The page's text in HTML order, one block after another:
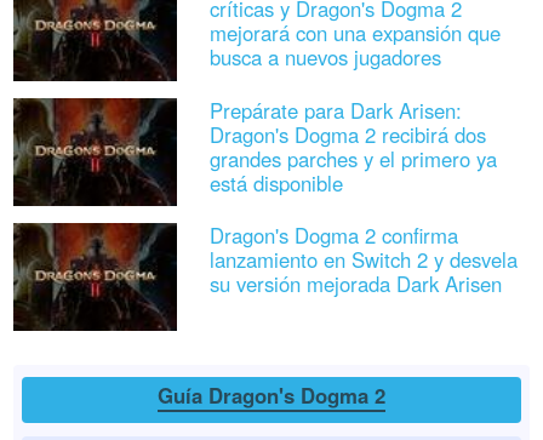
críticas y Dragon's Dogma 2
mejorará con una expansión que
busca a nuevos jugadores
Prepárate para Dark Arisen:
Dragon's Dogma 2 recibirá dos
grandes parches y el primero ya
está disponible
Dragon's Dogma 2 confirma
lanzamiento en Switch 2 y desvela
su versión mejorada Dark Arisen
Guía Dragon's Dogma 2